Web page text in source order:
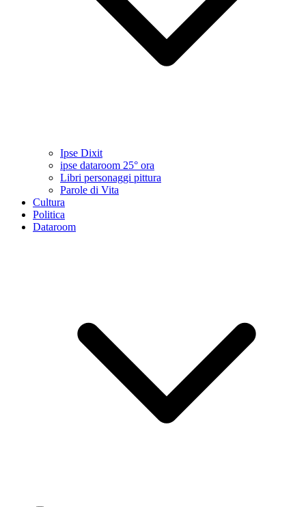
Ipse Dixit
ipse dataroom 25° ora
Libri personaggi pittura
Parole di Vita
Cultura
Politica
Dataroom